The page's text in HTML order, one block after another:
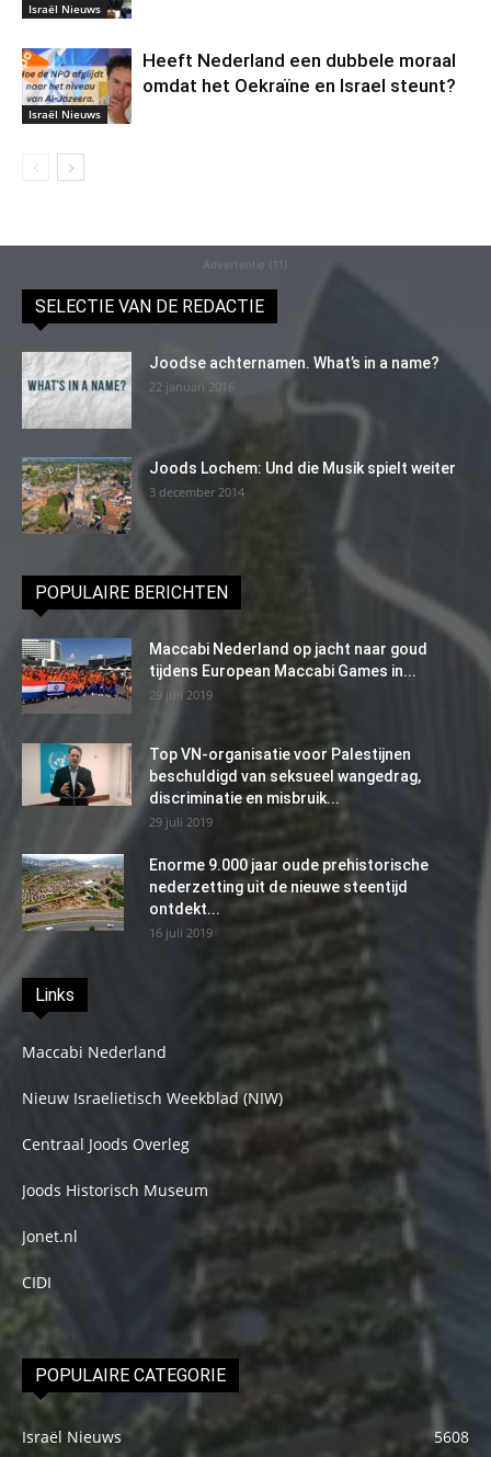
Israël Nieuws
Israël Nieuws
Heeft Nederland een dubbele moraal
omdat het Oekraïne en Israel steunt?
Advertentie (11)
SELECTIE VAN DE REDACTIE
Joodse achternamen. What’s in a name?
22 januari 2016
Joods Lochem: Und die Musik spielt weiter
3 december 2014
POPULAIRE BERICHTEN
Maccabi Nederland op jacht naar goud
tijdens European Maccabi Games in...
29 juli 2019
Top VN-organisatie voor Palestijnen
beschuldigd van seksueel wangedrag,
discriminatie en misbruik...
29 juli 2019
Enorme 9.000 jaar oude prehistorische
nederzetting uit de nieuwe steentijd
ontdekt...
16 juli 2019
Links
Maccabi Nederland
Nieuw Israelietisch Weekblad (NIW)
Centraal Joods Overleg
Joods Historisch Museum
Jonet.nl
CIDI
POPULAIRE CATEGORIE
Israël Nieuws 5608